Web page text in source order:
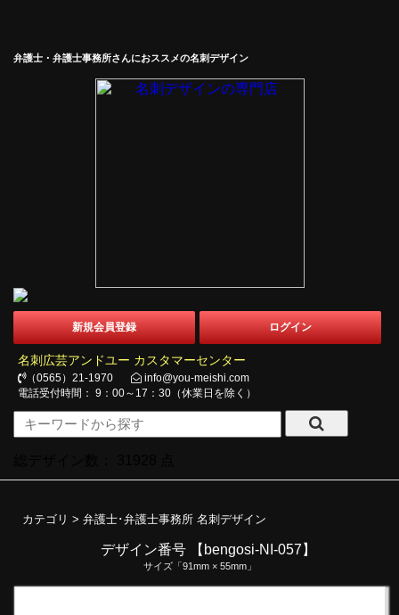
弁護士・弁護士事務所さんにおススメの名刺デザイン
新規会員登録 ログイン
名刺広芸アンドユー カスタマーセンター
（0565）21-1970
info@you-meishi.com
電話受付時間： 9：00～17：30（休業日を除く）
カテゴリ > 弁護士･弁護士事務所 名刺デザイン
デザイン番号 【bengosi-NI-057】
サイズ「91mm × 55mm」